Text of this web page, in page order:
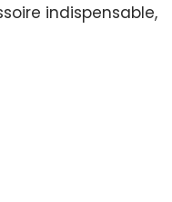
indispensable,